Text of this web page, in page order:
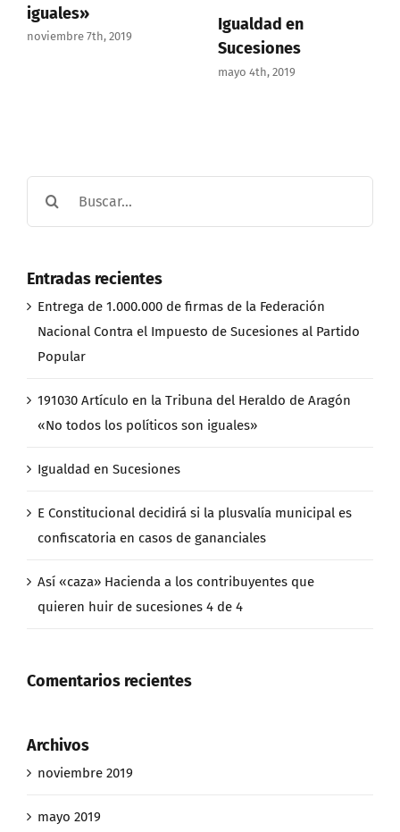
iguales»
noviembre 7th, 2019
Igualdad en
Sucesiones
mayo 4th, 2019
Entradas recientes
Entrega de 1.000.000 de firmas de la Federación
Nacional Contra el Impuesto de Sucesiones al Partido
Popular
191030 Artículo en la Tribuna del Heraldo de Aragón
«No todos los políticos son iguales»
Igualdad en Sucesiones
E Constitucional decidirá si la plusvalía municipal es
confiscatoria en casos de gananciales
Así «caza» Hacienda a los contribuyentes que
quieren huir de sucesiones 4 de 4
Comentarios recientes
Archivos
noviembre 2019
mayo 2019